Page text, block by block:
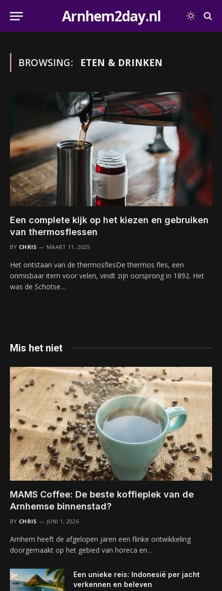
Arnhem2day.nl
BROWSING: ETEN & DRINKEN
Een complete kijk op het kiezen en gebruiken
van thermosflessen
BY CHRIS MAART 11, 2025
Het ontstaan van de thermosflesDe thermos fles, een
onmisbaar item voor velen, vindt zijn oorsprong in 1892. Het
was de Schotse…
Mis het niet
MAMS Coffee: De beste koffieplek van de
Arnhemse binnenstad?
BY CHRIS JUNI 1, 2026
Arnhem heeft de afgelopen jaren een flinke ontwikkeling
doorgemaakt op het gebied van horeca en…
Een unieke reis: Indonesië per jacht
verkennen en beleven